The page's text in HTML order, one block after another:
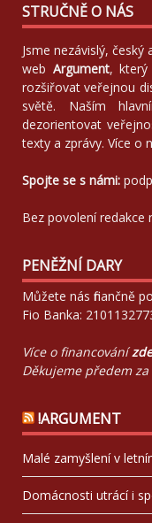
STRUČNĚ O NÁS
Jsme nezávislý,
web Argument, který
rozšiřovat veřejnou
světě. Naším
dezorientovat
texty a zprávy. Více o
Spojte se s námi:
Bez povolení redakce
PENĚŽNÍ DARY
Můžete nás finančně
Fio Banka:
Více o financovánízde
Děkujeme předem
!ARGUMENT
Malé zamyšlení v
Domácnosti utrácí i